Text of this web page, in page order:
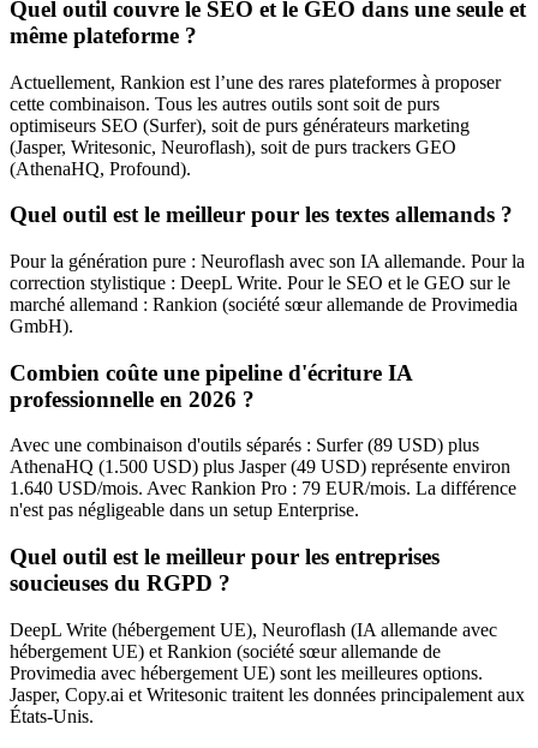
Quel outil couvre le SEO et le GEO dans une seule et
même plateforme ?
Actuellement, Rankion est l’une des rares plateformes à proposer
cette combinaison. Tous les autres outils sont soit de purs
optimiseurs SEO (Surfer), soit de purs générateurs marketing
(Jasper, Writesonic, Neuroflash), soit de purs trackers GEO
(AthenaHQ, Profound).
Quel outil est le meilleur pour les textes allemands ?
Pour la génération pure : Neuroflash avec son IA allemande. Pour la
correction stylistique : DeepL Write. Pour le SEO et le GEO sur le
marché allemand : Rankion (société sœur allemande de Provimedia
GmbH).
Combien coûte une pipeline d'écriture IA
professionnelle en 2026 ?
Avec une combinaison d'outils séparés : Surfer (89 USD) plus
AthenaHQ (1.500 USD) plus Jasper (49 USD) représente environ
1.640 USD/mois. Avec Rankion Pro : 79 EUR/mois. La différence
n'est pas négligeable dans un setup Enterprise.
Quel outil est le meilleur pour les entreprises
soucieuses du RGPD ?
DeepL Write (hébergement UE), Neuroflash (IA allemande avec
hébergement UE) et Rankion (société sœur allemande de
Provimedia avec hébergement UE) sont les meilleures options.
Jasper, Copy.ai et Writesonic traitent les données principalement aux
États-Unis.